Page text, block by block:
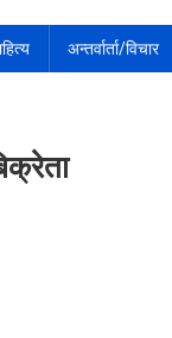
अन्तर्वार्ता/विचार